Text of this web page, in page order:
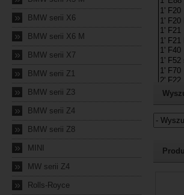
» BMW serii X6
» BMW serii X6 M
» BMW serii X7
» BMW serii Z1
» BMW serii Z3
» BMW serii Z4
» BMW serii Z8
» MINI
» MW serii Z4
» Rolls-Royce